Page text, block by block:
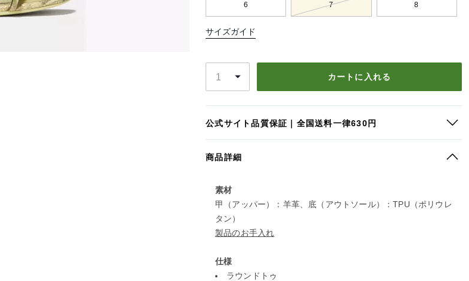
6 7 8
サイズガイド
カートに入れる
公式サイト品質保証｜全国送料一律630円
商品詳細
素材
甲（アッパー）：羊革、底（アウトソール）：TPU（ポリウレ
タン）
製品のお手入れ
仕様
ラウンドトゥ